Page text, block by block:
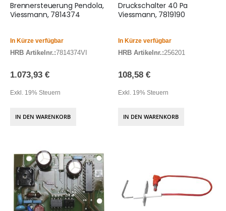
Brennersteuerung Pendola,
Viessmann, 7814374
In Kürze verfügbar
HRB Artikelnr.:7814374VI
1.073,93 €
Exkl. 19% Steuern
IN DEN WARENKORB
Druckschalter 40 Pa
Viessmann, 7819190
In Kürze verfügbar
HRB Artikelnr.:256201
108,58 €
Exkl. 19% Steuern
IN DEN WARENKORB